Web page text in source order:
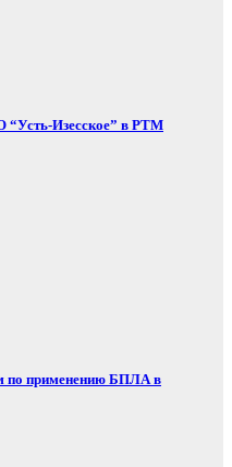
“Усть-Изесское” в РТМ
по применению БПЛА в